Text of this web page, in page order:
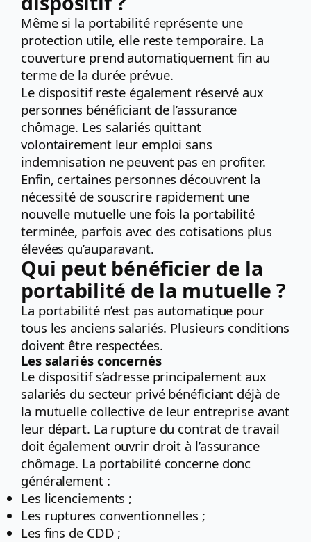
Même si la portabilité représente une
protection utile, elle reste temporaire. La
couverture prend automatiquement fin au
terme de la durée prévue.
Le dispositif reste également réservé aux
personnes bénéficiant de l’assurance
chômage. Les salariés quittant
volontairement leur emploi sans
indemnisation ne peuvent pas en profiter.
Enfin, certaines personnes découvrent la
nécessité de souscrire rapidement une
nouvelle mutuelle une fois la portabilité
terminée, parfois avec des cotisations plus
élevées qu’auparavant.
Qui peut bénéficier de la
portabilité de la mutuelle ?
La portabilité n’est pas automatique pour
tous les anciens salariés. Plusieurs conditions
doivent être respectées.
Les salariés concernés
Le dispositif s’adresse principalement aux
salariés du secteur privé bénéficiant déjà de
la mutuelle collective de leur entreprise avant
leur départ. La rupture du contrat de travail
doit également ouvrir droit à l’assurance
chômage. La portabilité concerne donc
généralement :
Les licenciements ;
Les ruptures conventionnelles ;
Les fins de CDD ;